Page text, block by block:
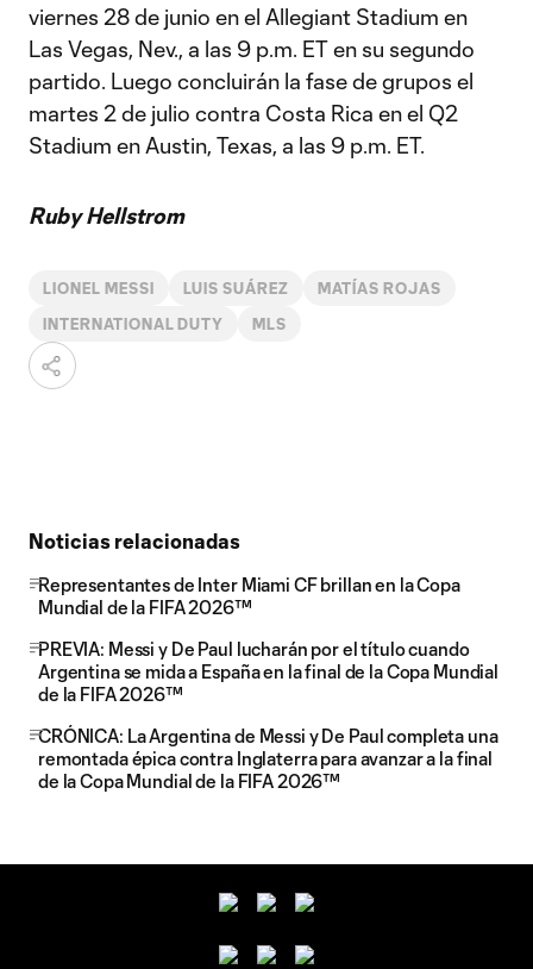
viernes 28 de junio en el Allegiant Stadium en
Las Vegas, Nev., a las 9 p.m. ET en su segundo
partido. Luego concluirán la fase de grupos el
martes 2 de julio contra Costa Rica en el Q2
Stadium en Austin, Texas, a las 9 p.m. ET.
Ruby Hellstrom
LIONEL MESSI LUIS SUÁREZ MATÍAS ROJAS
INTERNATIONAL DUTY MLS
Noticias relacionadas
Representantes de Inter Miami CF brillan en la Copa
Mundial de la FIFA 2026™
PREVIA: Messi y De Paul lucharán por el título cuando
Argentina se mida a España en la final de la Copa Mundial
de la FIFA 2026™
CRÓNICA: La Argentina de Messi y De Paul completa una
remontada épica contra Inglaterra para avanzar a la final
de la Copa Mundial de la FIFA 2026™